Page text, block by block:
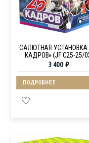
САЛЮТНАЯ УСТАНОВКА
КАДРОВ» (JF C25-25/
3 400₽
ПОДРОБНЕЕ